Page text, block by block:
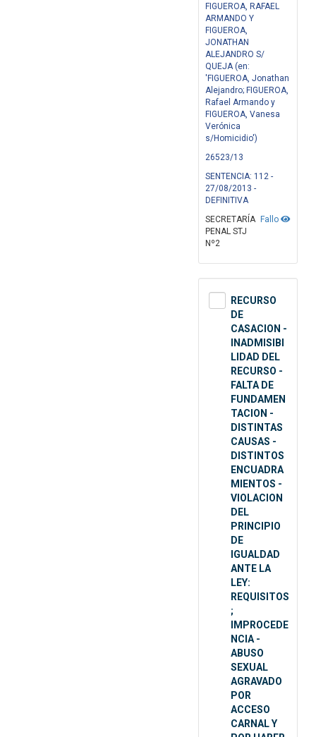
FIGUEROA, RAFAEL
ARMANDO Y
FIGUEROA,
JONATHAN
ALEJANDRO S/
QUEJA (en:
'FIGUEROA, Jonathan
Alejandro; FIGUEROA,
Rafael Armando y
FIGUEROA, Vanesa
Verónica
s/Homicidio')
26523/13
SENTENCIA: 112 -
27/08/2013 -
DEFINITIVA
Fallo
SECRETARÍA
PENAL STJ
Nº2
RECURSO
DE
CASACION -
INADMISIBI
LIDAD DEL
RECURSO -
FALTA DE
FUNDAMEN
TACION -
DISTINTAS
CAUSAS -
DISTINTOS
ENCUADRA
MIENTOS -
VIOLACION
DEL
PRINCIPIO
DE
IGUALDAD
ANTE LA
LEY:
REQUISITOS
;
IMPROCEDE
NCIA -
ABUSO
SEXUAL
AGRAVADO
POR
ACCESO
CARNAL Y